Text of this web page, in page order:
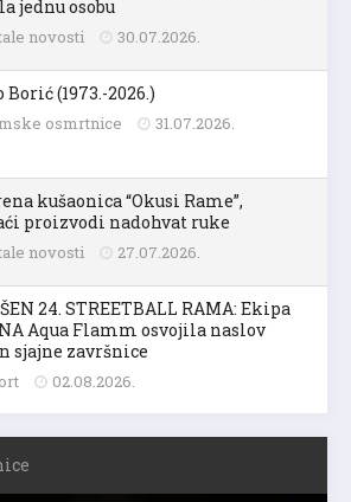
jednu osobu
novosti 30.07.2026.
Borić (1973.-2026.)
osmrtnice 31.07.2026.
kušaonica “Okusi Rame”,
proizvodi nadohvat ruke
novosti 27.07.2026.
24. STREETBALL RAMA: Ekipa
Aqua Flamm osvojila naslov
sjajne završnice
02.08.2026.